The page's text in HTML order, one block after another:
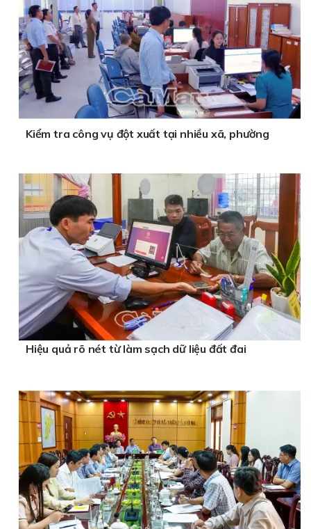
Kiểm tra công vụ đột xuất tại nhiều xã, phường
Hiệu quả rõ nét từ làm sạch dữ liệu đất đai